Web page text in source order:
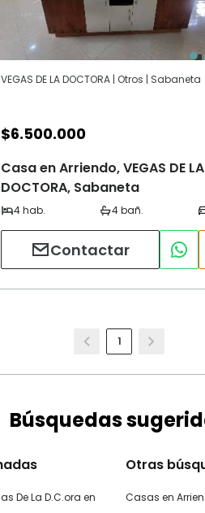
VEGAS DE LA DOCTORA | Otros | Sabaneta
$6.500.000
Casa en Arriendo, VEGAS DE LA
DOCTORA, Sabaneta
Contactar
1